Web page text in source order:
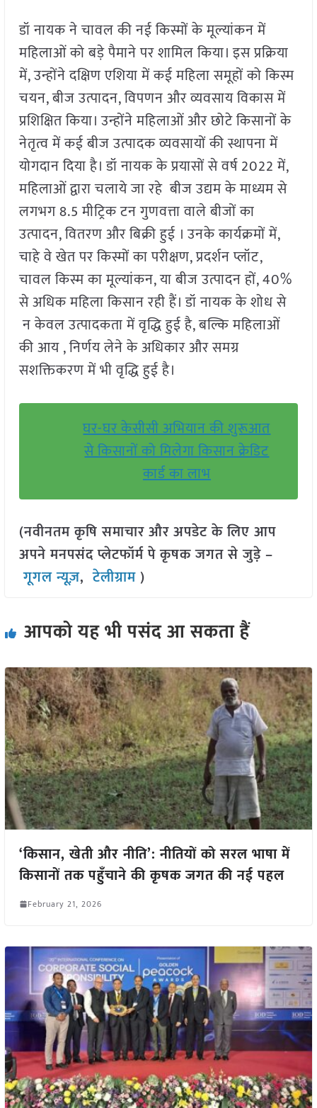
डॉ नायक ने चावल की नई किस्मों के मूल्यांकन में
महिलाओं को बड़े पैमाने पर शामिल किया। इस प्रक्रिया
में, उन्होंने दक्षिण एशिया में कई महिला समूहों को किस्म
चयन, बीज उत्पादन, विपणन और व्यवसाय विकास में
प्रशिक्षित किया। उन्होंने महिलाओं और छोटे किसानों के
नेतृत्व में कई बीज उत्पादक व्यवसायों की स्थापना में
योगदान दिया है। डॉ नायक के प्रयासों से वर्ष 2022 में,
महिलाओं द्वारा चलाये जा रहे बीज उद्यम के माध्यम से
लगभग 8.5 मीट्रिक टन गुणवत्ता वाले बीजों का
उत्पादन, वितरण और बिक्री हुई । उनके कार्यक्रमों में,
चाहे वे खेत पर किस्मों का परीक्षण, प्रदर्शन प्लॉट,
चावल किस्म का मूल्यांकन, या बीज उत्पादन हों, 40%
से अधिक महिला किसान रही हैं। डॉ नायक के शोध से
न केवल उत्पादकता में वृद्धि हुई है, बल्कि महिलाओं
की आय , निर्णय लेने के अधिकार और समग्र
सशक्तिकरण में भी वृद्धि हुई है।
घर-घर केसीसी अभियान की शुरूआत
से किसानों को मिलेगा किसान क्रेडिट
कार्ड का लाभ
(नवीनतम कृषि समाचार और अपडेट के लिए आप
अपने मनपसंद प्लेटफॉर्म पे कृषक जगत से जुड़े –
गूगल न्यूज़,टेलीग्राम )
आपको यह भी पसंद आ सकता हैं
‘किसान, खेती और नीति’: नीतियों को सरल भाषा में
किसानों तक पहुँचाने की कृषक जगत की नई पहल
February 21, 2026